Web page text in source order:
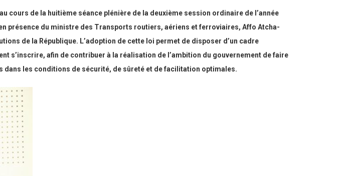
cours de la huitième séance plénière de la deuxième session ordinaire de l’année
présence du ministre des Transports routiers, aériens et ferroviaires, Affo Atcha-
de la République. L’adoption de cette loi permet de disposer d’un cadre
s’inscrire, afin de contribuer à la réalisation de l’ambition du gouvernement de faire
les conditions de sécurité, de sûreté et de facilitation optimales.